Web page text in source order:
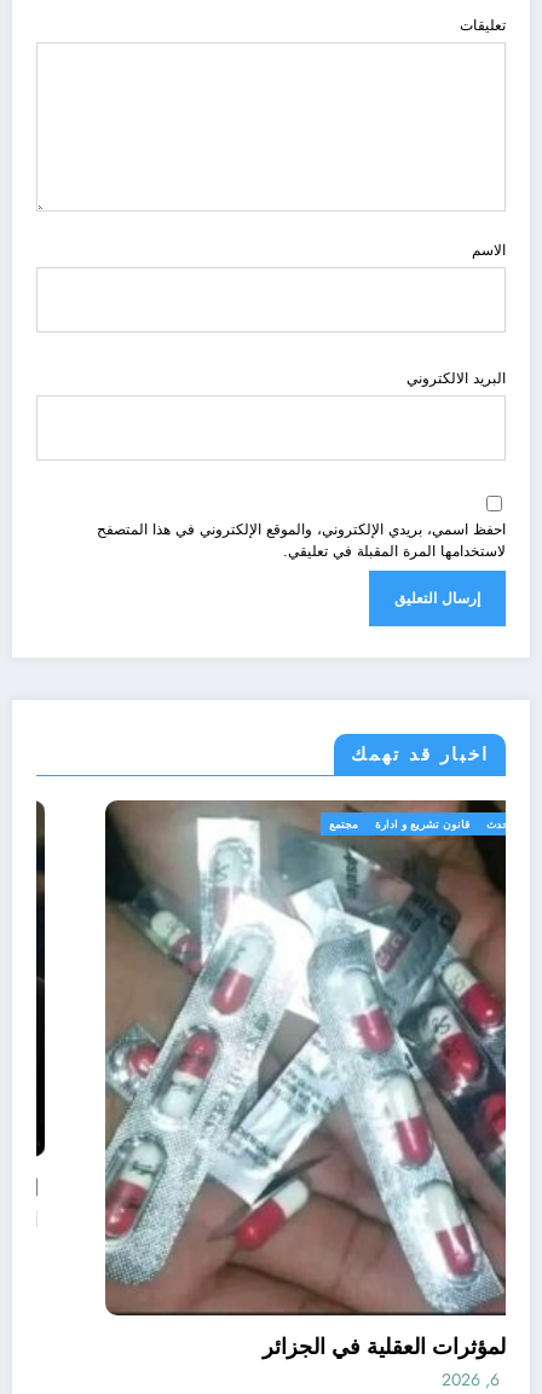
تعليقات
الاسم
البريد الالكتروني
احفظ اسمي، بريدي الإلكتروني، والموقع الإلكتروني في هذا المتصفح
لاستخدامها المرة المقبلة في تعليقي.
اخبار قد تهمك
الجزائر الحدث قانون تشريع و ادارة مجتمع
قانون المؤثرات العقلية في الجزائر
أغسطس 6, 2026